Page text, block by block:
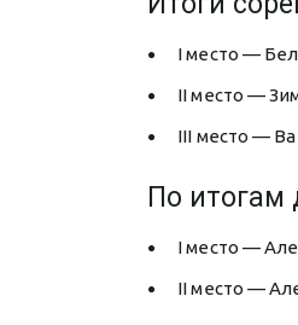
I место —
II место —
III место —
По итогам
I место —
II место —